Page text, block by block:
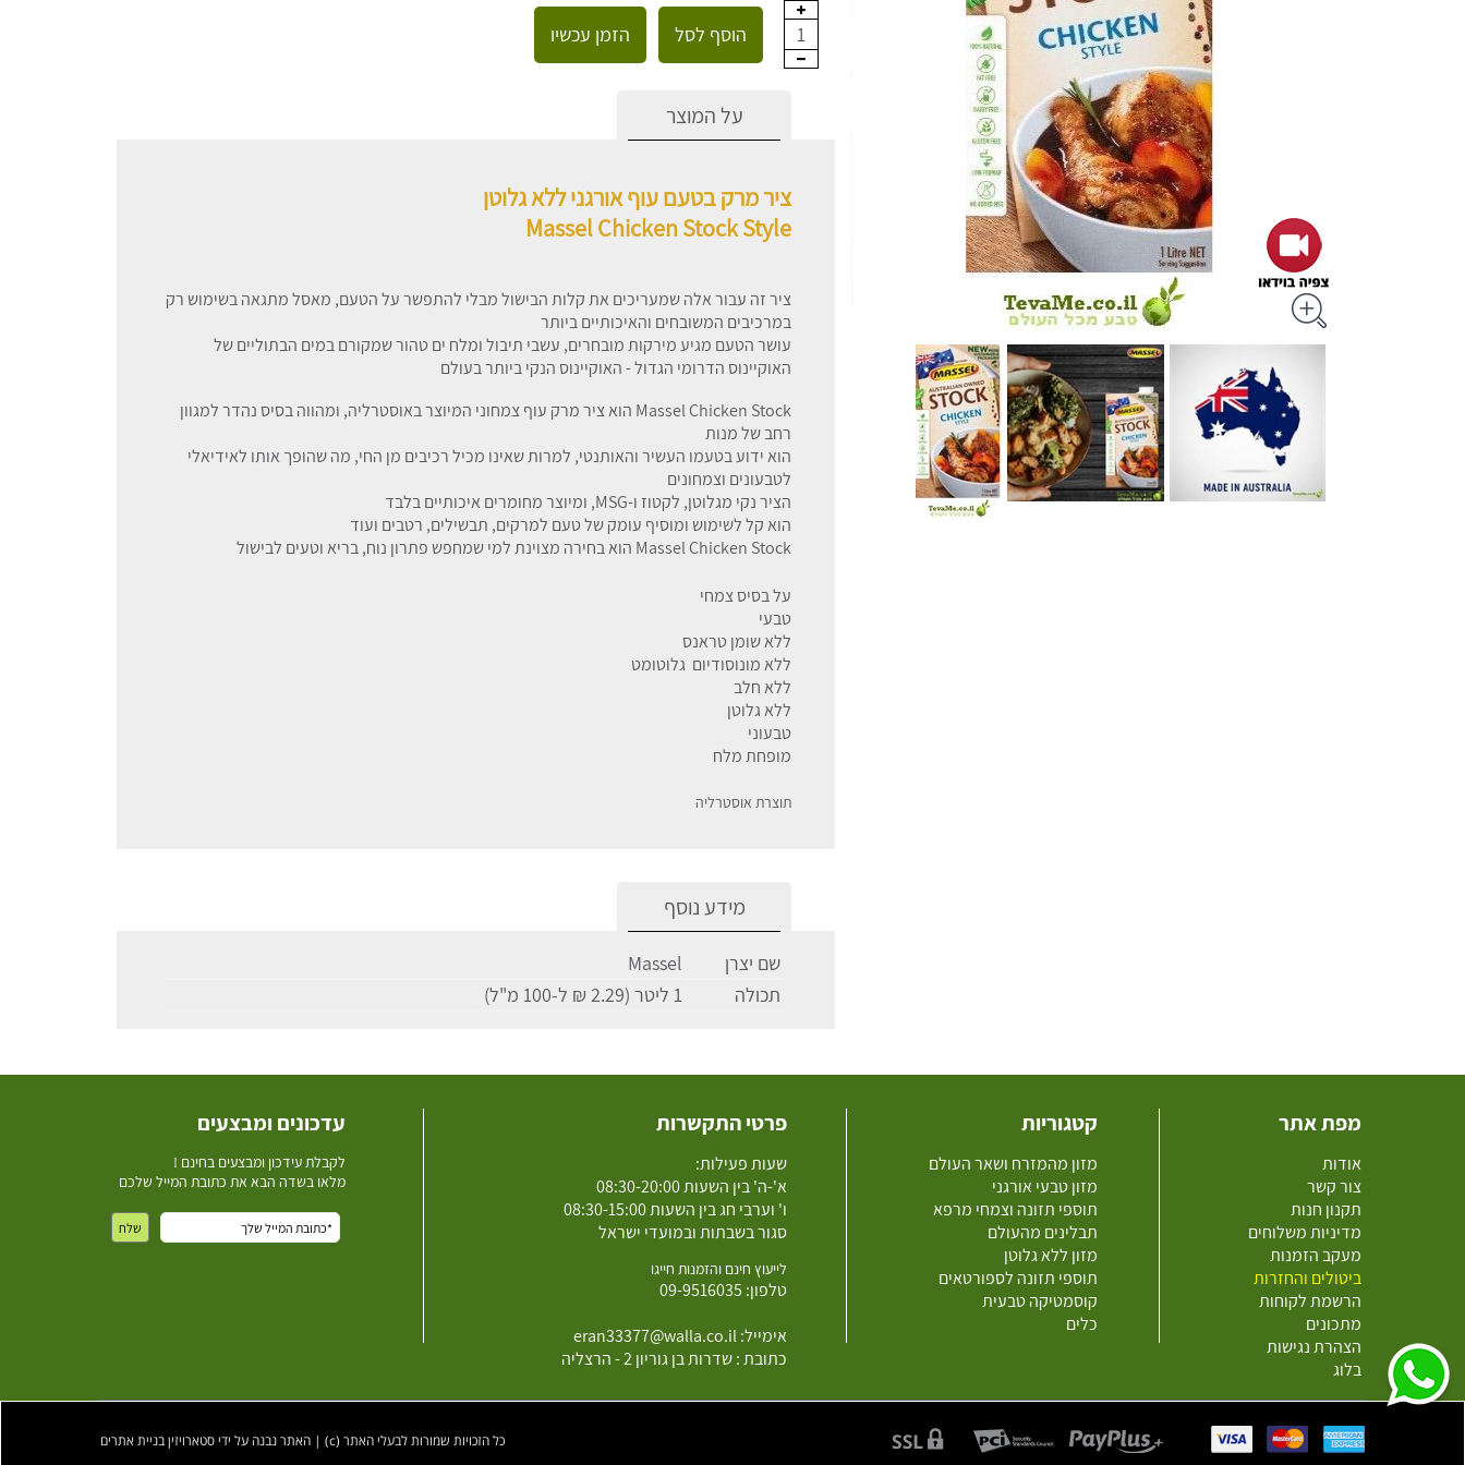
1 הוסף לסל הזמן עכשיו
על המוצר
ציר מרק בטעם עוף אורגני ללא גלוטן
Massel Chicken Stock Style
ציר זה עבור אלה שמעריכים את קלות הבישול מבלי להתפשר על הטעם, מאסל מתגאה בשימוש רק
במרכיבים המשובחים והאיכותיים ביותר
עושר הטעם מגיע מירקות מובחרים, עשבי תיבול ומלח ים טהור שמקורם במים הבתוליים של
האוקיינוס הדרומי הגדול - האוקיינוס הנקי ביותר בעולם
Massel Chicken Stock הוא ציר מרק עוף צמחוני המיוצר באוסטרליה, ומהווה בסיס נהדר למגוון
רחב של מנות
הוא ידוע בטעמו העשיר והאותנטי, למרות שאינו מכיל רכיבים מן החי, מה שהופך אותו לאידיאלי
לטבעונים וצמחונים
הציר נקי מגלוטן, לקטוז ו-MSG, ומיוצר מחומרים איכותיים בלבד
הוא קל לשימוש ומוסיף עומק של טעם למרקים, תבשילים, רטבים ועוד
Massel Chicken Stock הוא בחירה מצוינת למי שמחפש פתרון נוח, בריא וטעים לבישול
על בסיס צמחי
טבעי
ללא שומן טראנס
ללא מונוסודיום גלוטומט
ללא חלב
ללא גלוטן
טבעוני
מופחת מלח
תוצרת אוסטרליה
מידע נוסף
שם יצרן
Massel
תכולה
1 ליטר (2.29 ₪ ל-100 מ"ל)
מפת אתר
אודות
צור קשר
תקנון חנות
מדיניות משלוחים
מעקב הזמנות
ביטולים והחזרות
הרשמת לקוחות
מתכונים
הצהרת נגישות
בלוג
קטגוריות
מזון מהמזרח ושאר העולם
מזון טבעי אורגני
תוספי תזונה וצמחי מרפא
תבלינים מהעולם
מזון ללא גלוטן
תוספי תזונה לספורטאים
קוסמטיקה טבעית
כלים
פרטי התקשרות
שעות פעילות:
א'-ה' בין השעות 08:30-20:00
ו' וערבי חג בין השעות 08:30-15:00
סגור בשבתות ובמועדי ישראל
לייעוץ חינם והזמנות חייגו
טלפון: 09-9516035
אימייל:eran33377@walla.co.il
כתובת : שדרות בן גוריון 2 - הרצליה
עדכונים ומבצעים
לקבלת עידכון ומבצעים בחינם !
מלאו בשדה הבא את כתובת המייל שלכם
כל הזכויות שמורות לבעלי האתר (c) | האתר נבנה על ידי סטארויזין בניית אתרים